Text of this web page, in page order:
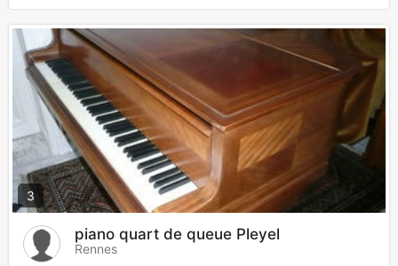
3
piano quart de queue Pleyel
Rennes